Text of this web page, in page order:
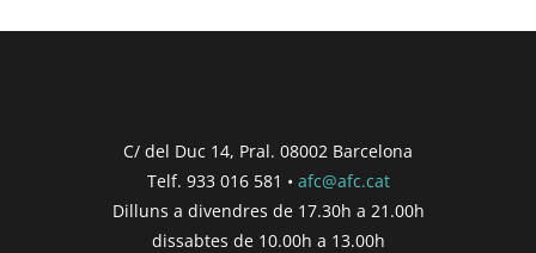
C/ del Duc 14, Pral. 08002 Barcelona
Telf. 933 016 581 • afc@afc.cat
Dilluns a divendres de 17.30h a 21.00h
dissabtes de 10.00h a 13.00h